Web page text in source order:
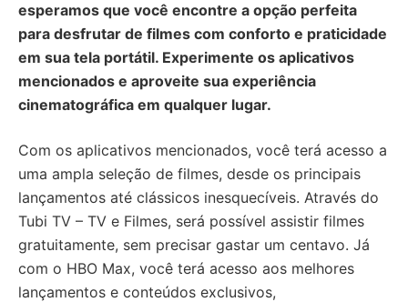
esperamos que você encontre a opção perfeita
para desfrutar de filmes com conforto e praticidade
em sua tela portátil. Experimente os aplicativos
mencionados e aproveite sua experiência
cinematográfica em qualquer lugar.
Com os aplicativos mencionados, você terá acesso a
uma ampla seleção de filmes, desde os principais
lançamentos até clássicos inesquecíveis. Através do
Tubi TV – TV e Filmes, será possível assistir filmes
gratuitamente, sem precisar gastar um centavo. Já
com o HBO Max, você terá acesso aos melhores
lançamentos e conteúdos exclusivos,